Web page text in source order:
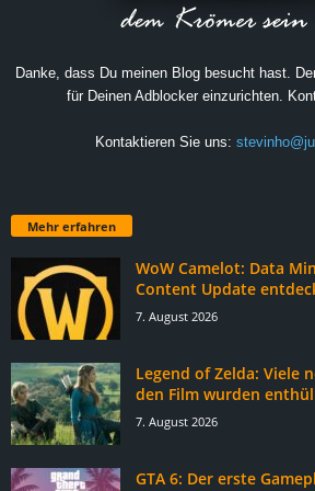
Danke, dass Du meinen Blog besucht hast.
für Deinen Adblocker einzurichten.
Kontaktieren Sie uns:
Mehr erfahren
WoW Camelot: Data
Content Update
7. August 2026
Legend of Zelda: Viele
den Film wurden
7. August 2026
GTA 6: Der erste